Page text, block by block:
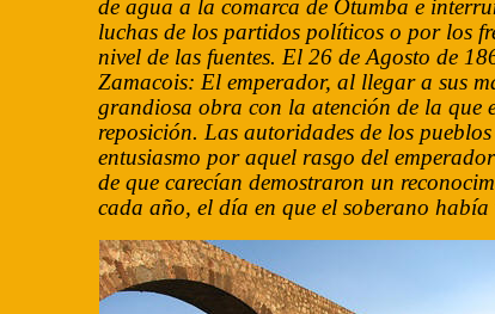
de agua a la comarca de Otumba e
luchas de los partidos políticos o por los
nivel de las fuentes. El 26 de Agosto de
Zamacois: El emperador, al llegar a sus
grandiosa obra con la atención de la que
reposición. Las autoridades de los
entusiasmo por aquel rasgo del
de que carecían demostraron un
cada año, el día en que el soberano